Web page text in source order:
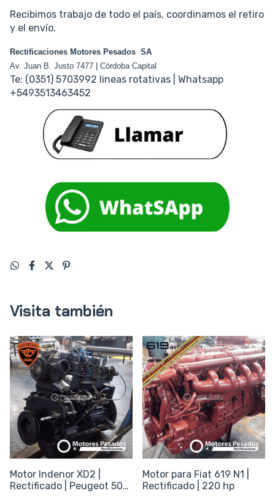
Recibimos trabajo de todo el país, coordinamos el retiro
y el envío.
Rectificaciones Motores Pesados SA
Av. Juan B. Justo 7477 | Córdoba Capital
Te: (0351) 5703992 lineas rotativas | Whatsapp
+5493513463452
Visita también
Motor Indenor XD2 |
Rectificado | Peugeot 504
Motor para Fiat 619 N1 |
Rectificado | 220 hp